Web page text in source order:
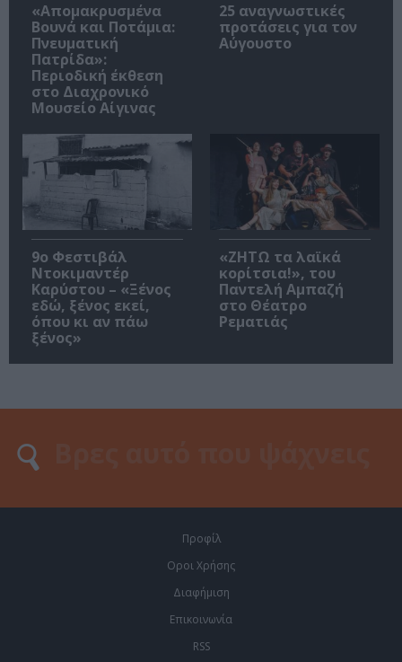
«Απομακρυσμένα
Βουνά και Ποτάμια:
Πνευματική
Πατρίδα»:
Περιοδική έκθεση
στο Διαχρονικό
Μουσείο Αίγινας
25 αναγνωστικές
προτάσεις για τον
Αύγουστο
9ο Φεστιβάλ
Ντοκιμαντέρ
Καρύστου – «Ξένος
εδώ, ξένος εκεί,
όπου κι αν πάω
ξένος»
«ΖΗΤΩ τα λαϊκά
κορίτσια!», του
Παντελή Αμπαζή
στο Θέατρο
Ρεματιάς
Προφίλ
Οροι Χρήσης
Διαφήμιση
Επικοινωνία
RSS